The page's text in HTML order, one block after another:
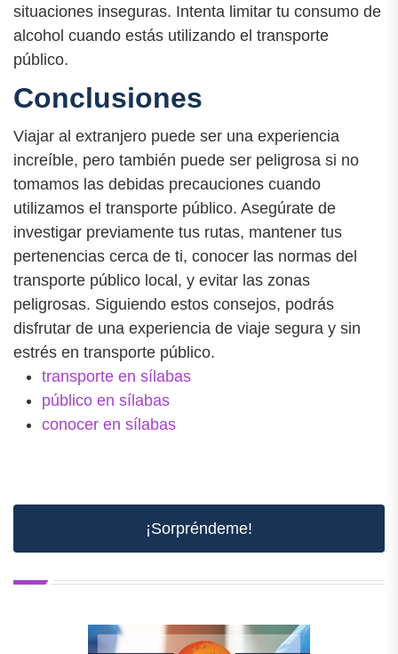
situaciones inseguras. Intenta limitar tu consumo de
alcohol cuando estás utilizando el transporte
público.
Conclusiones
Viajar al extranjero puede ser una experiencia
increíble, pero también puede ser peligrosa si no
tomamos las debidas precauciones cuando
utilizamos el transporte público. Asegúrate de
investigar previamente tus rutas, mantener tus
pertenencias cerca de ti, conocer las normas del
transporte público local, y evitar las zonas
peligrosas. Siguiendo estos consejos, podrás
disfrutar de una experiencia de viaje segura y sin
estrés en transporte público.
transporte en sílabas
público en sílabas
conocer en sílabas
¡Sorpréndeme!